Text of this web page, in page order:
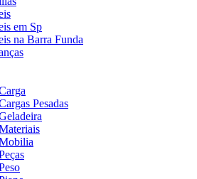
em Sp
na Barra Funda
Pesadas